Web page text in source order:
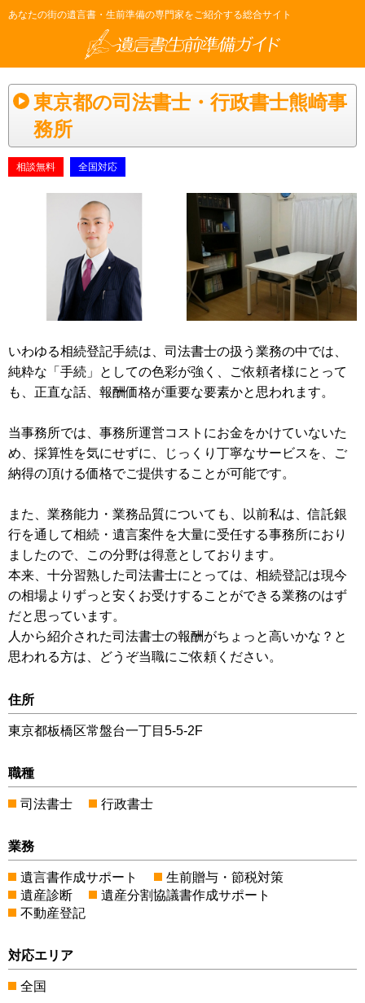
あなたの街の遺言書・生前準備の専門家をご紹介する総合サイト
東京都の司法書士・行政書士熊崎事
務所
相談無料 全国対応
いわゆる相続登記手続は、司法書士の扱う業務の中では、
純粋な「手続」としての色彩が強く、ご依頼者様にとって
も、正直な話、報酬価格が重要な要素かと思われます。
当事務所では、事務所運営コストにお金をかけていないた
め、採算性を気にせずに、じっくり丁寧なサービスを、ご
納得の頂ける価格でご提供することが可能です。
また、業務能力・業務品質についても、以前私は、信託銀
行を通して相続・遺言案件を大量に受任する事務所におり
ましたので、この分野は得意としております。
本来、十分習熟した司法書士にとっては、相続登記は現今
の相場よりずっと安くお受けすることができる業務のはず
だと思っています。
人から紹介された司法書士の報酬がちょっと高いかな？と
思われる方は、どうぞ当職にご依頼ください。
住所
東京都板橋区常盤台一丁目5-5-2F
職種
司法書士 行政書士
業務
遺言書作成サポート
生前贈与・節税対策
遺産診断
遺産分割協議書作成サポート
不動産登記
対応エリア
全国